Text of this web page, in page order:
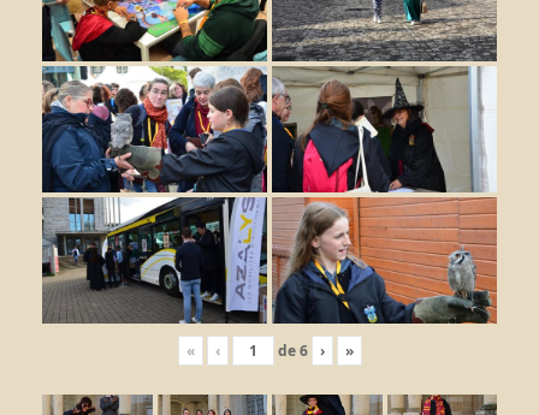
« ‹ de6 › »